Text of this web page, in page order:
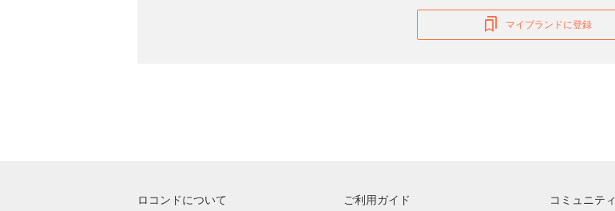
マイブランドに登録
ロコンドについて ご利用ガイド コミュニティ